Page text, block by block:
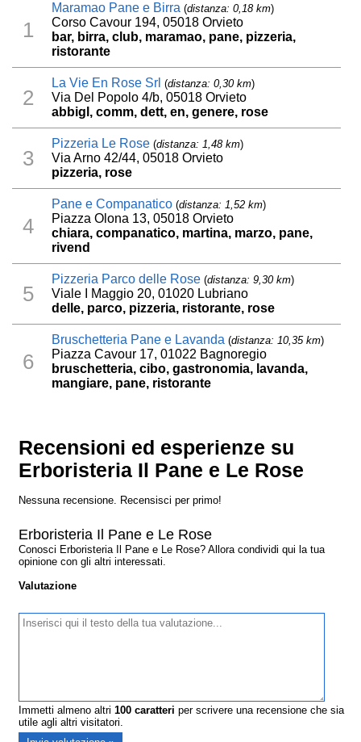
1
Maramao Pane e Birra (distanza: 0,18 km)
Corso Cavour 194, 05018 Orvieto
bar, birra, club, maramao, pane, pizzeria,
ristorante
2
La Vie En Rose Srl (distanza: 0,30 km)
Via Del Popolo 4/b, 05018 Orvieto
abbigl, comm, dett, en, genere, rose
3
Pizzeria Le Rose (distanza: 1,48 km)
Via Arno 42/44, 05018 Orvieto
pizzeria, rose
4
Pane e Companatico (distanza: 1,52 km)
Piazza Olona 13, 05018 Orvieto
chiara, companatico, martina, marzo, pane,
rivend
5
Pizzeria Parco delle Rose (distanza: 9,30 km)
Viale I Maggio 20, 01020 Lubriano
delle, parco, pizzeria, ristorante, rose
6
Bruschetteria Pane e Lavanda (distanza: 10,35 km)
Piazza Cavour 17, 01022 Bagnoregio
bruschetteria, cibo, gastronomia, lavanda,
mangiare, pane, ristorante
Recensioni ed esperienze su
Erboristeria Il Pane e Le Rose
Nessuna recensione. Recensisci per primo!
Erboristeria Il Pane e Le Rose
Conosci Erboristeria Il Pane e Le Rose? Allora condividi qui la tua
opinione con gli altri interessati.
Valutazione
Immetti almeno altri100 caratteri per scrivere una recensione che sia
utile agli altri visitatori.